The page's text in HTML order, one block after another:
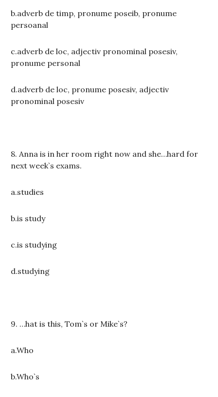
b.adverb de timp, pronume poseib, pronume
persoanal
c.adverb de loc, adjectiv pronominal posesiv,
pronume personal
d.adverb de loc, pronume posesiv, adjectiv
pronominal posesiv
8. Anna is in her room right now and she…hard for
next week`s exams.
a.studies
b.is study
c.is studying
d.studying
9. …hat is this, Tom`s or Mike`s?
a.Who
b.Who`s